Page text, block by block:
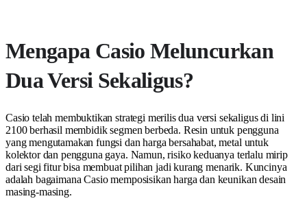
Mengapa Casio Meluncurkan
Dua Versi Sekaligus?
Casio telah membuktikan strategi merilis dua versi sekaligus di lini
2100 berhasil membidik segmen berbeda. Resin untuk pengguna
yang mengutamakan fungsi dan harga bersahabat, metal untuk
kolektor dan pengguna gaya. Namun, risiko keduanya terlalu mirip
dari segi fitur bisa membuat pilihan jadi kurang menarik. Kuncinya
adalah bagaimana Casio memposisikan harga dan keunikan desain
masing-masing.